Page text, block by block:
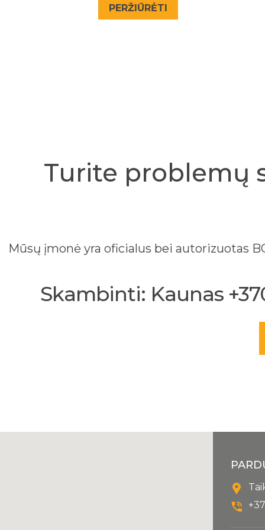
PERŽIŪRĖTI
Turite problemų
Mūsų įmonė yra oficialus bei autorizuotas
Skambinti: Kaunas